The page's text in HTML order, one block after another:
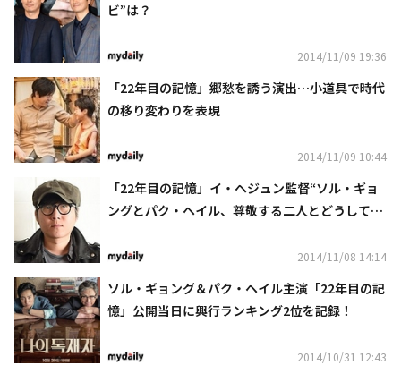
ビ”は？
2014/11/09 19:36
「22年目の記憶」郷愁を誘う演出…小道具で時代
の移り変わりを表現
2014/11/09 10:44
「22年目の記憶」イ・ヘジュン監督“ソル・ギョ
ングとパク・ヘイル、尊敬する二人とどうしても
2014/11/08 14:14
ソル・ギョング＆パク・ヘイル主演「22年目の記
憶」公開当日に興行ランキング2位を記録！
2014/10/31 12:43